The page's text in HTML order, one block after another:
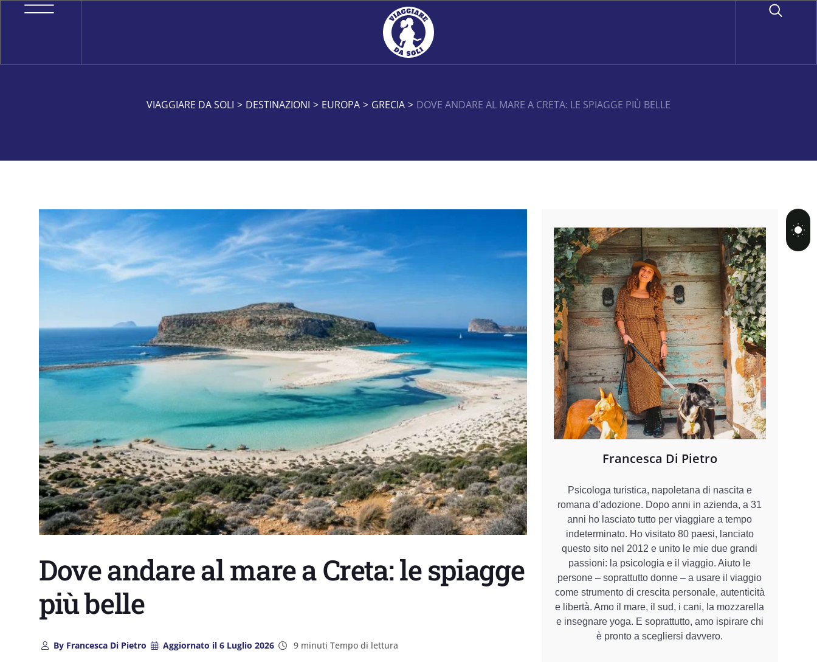
VIAGGIARE DA SOLI > DESTINAZIONI > EUROPA > GRECIA > DOVE ANDARE AL MARE A CRETA: LE SPIAGGE PIÙ BELLE
Dove andare al mare a Creta: le spiagge
più belle
ByFrancesca Di Pietro Aggiornato il 6 Luglio 2026 9 minuti Tempo di lettura
Francesca Di Pietro
Psicologa turistica, napoletana di nascita e
romana d’adozione. Dopo anni in azienda, a 31
anni ho lasciato tutto per viaggiare a tempo
indeterminato. Ho visitato 80 paesi, lanciato
questo sito nel 2012 e unito le mie due grandi
passioni: la psicologia e il viaggio. Aiuto le
persone – soprattutto donne – a usare il viaggio
come strumento di crescita personale, autenticità
e libertà. Amo il mare, il sud, i cani, la mozzarella
e insegnare yoga. E soprattutto, amo ispirare chi
è pronto a scegliersi davvero.